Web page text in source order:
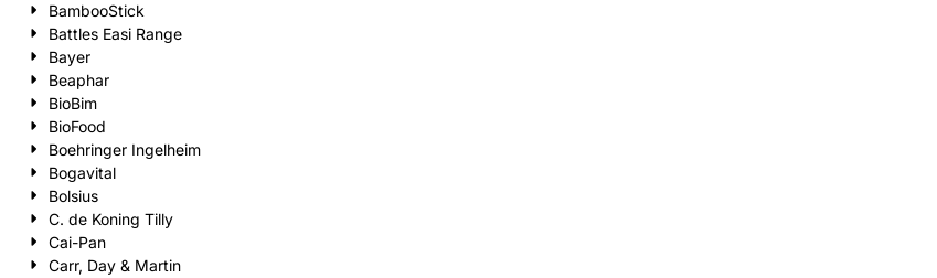
BambooStick
Battles Easi Range
Bayer
Beaphar
BioBim
BioFood
Boehringer Ingelheim
Bogavital
Bolsius
C. de Koning Tilly
Cai-Pan
Carr, Day & Martin